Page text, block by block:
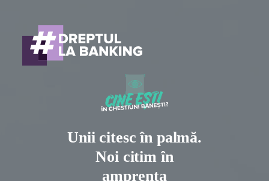
Unii citesc în palmă.
Noi citim în
amprenta